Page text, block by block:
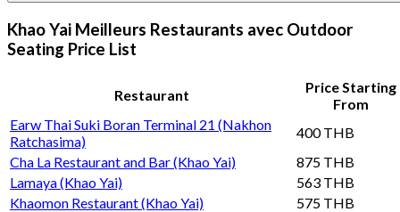
Khao Yai Meilleurs Restaurants avec Outdoor
Seating Price List
Restaurant
Price Starting
From
Earw Thai Suki Boran Terminal 21 (Nakhon
Ratchasima)
400 THB
Cha La Restaurant and Bar (Khao Yai)
875 THB
Lamaya (Khao Yai)
563 THB
Khaomon Restaurant (Khao Yai)
575 THB